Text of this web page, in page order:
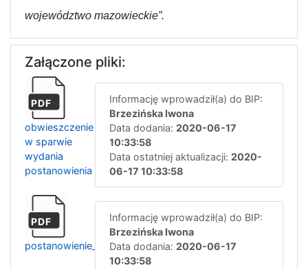
województwo mazowieckie”.
Załączone pliki:
PDF
obwieszczenie
w sparwie
wydania
postanowienia
Informację wprowadził(a) do BIP:
Brzezińska Iwona
Data dodania: 2020-06-17
10:33:58
Data ostatniej aktualizacji: 2020-
06-17 10:33:58
PDF
postanowienie_nr_19.2020
Informację wprowadził(a) do BIP:
Brzezińska Iwona
Data dodania: 2020-06-17
10:33:58